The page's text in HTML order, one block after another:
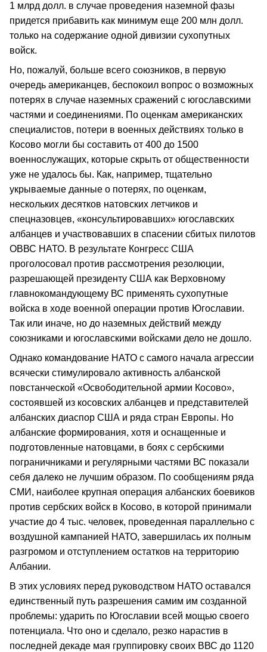
1 млрд долл. в случае проведения наземной фазы
придется прибавить как минимум еще 200 млн долл.
только на содержание одной дивизии сухопутных
войск.
Но, пожалуй, больше всего союзников, в первую
очередь американцев, беспокоил вопрос о возможных
потерях в случае наземных сражений с югославскими
частями и соединениями. По оценкам американских
специалистов, потери в военных действиях только в
Косово могли бы составить от 400 до 1500
военнослужащих, которые скрыть от общественности
уже не удалось бы. Как, например, тщательно
укрываемые данные о потерях, по оценкам,
нескольких десятков натовских летчиков и
спецназовцев, «консультировавших» югославских
албанцев и участвовавших в спасении сбитых пилотов
ОВВС НАТО. В результате Конгресс США
проголосовал против рассмотрения резолюции,
разрешающей президенту США как Верховному
главнокомандующему ВС применять сухопутные
войска в ходе военной операции против Югославии.
Так или иначе, но до наземных действий между
союзниками и югославскими войсками дело не дошло.
Однако командование НАТО с самого начала агрессии
всячески стимулировало активность албанской
повстанческой «Освободительной армии Косово»,
состоявшей из косовских албанцев и представителей
албанских диаспор США и ряда стран Европы. Но
албанские формирования, хотя и оснащенные и
подготовленные натовцами, в боях с сербскими
пограничниками и регулярными частями ВС показали
себя далеко не лучшим образом. По сообщениям ряда
СМИ, наиболее крупная операция албанских боевиков
против сербских войск в Косово, в которой принимали
участие до 4 тыс. человек, проведенная параллельно с
воздушной кампанией НАТО, завершилась их полным
разгромом и отступлением остатков на территорию
Албании.
В этих условиях перед руководством НАТО оставался
единственный путь разрешения самим им созданной
проблемы: ударить по Югославии всей мощью своего
потенциала. Что оно и сделало, резко нарастив в
последней декаде мая группировку своих ВВС до 1120